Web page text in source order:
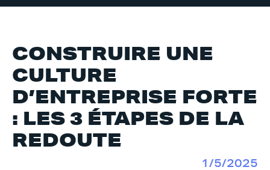
CONSTRUIRE UNE
CULTURE
D’ENTREPRISE FORTE
: LES 3 ÉTAPES DE LA
REDOUTE
1/5/2025